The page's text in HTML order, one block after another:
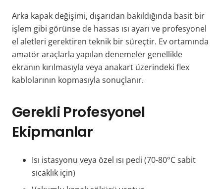
Arka kapak değişimi, dışarıdan bakıldığında basit bir
işlem gibi görünse de hassas ısı ayarı ve profesyonel
el aletleri gerektiren teknik bir süreçtir. Ev ortamında
amatör araçlarla yapılan denemeler genellikle
ekranın kırılmasıyla veya anakart üzerindeki flex
kablolarının kopmasıyla sonuçlanır.
Gerekli Profesyonel
Ekipmanlar
Isı istasyonu veya özel ısı pedi (70-80°C sabit
sıcaklık için)